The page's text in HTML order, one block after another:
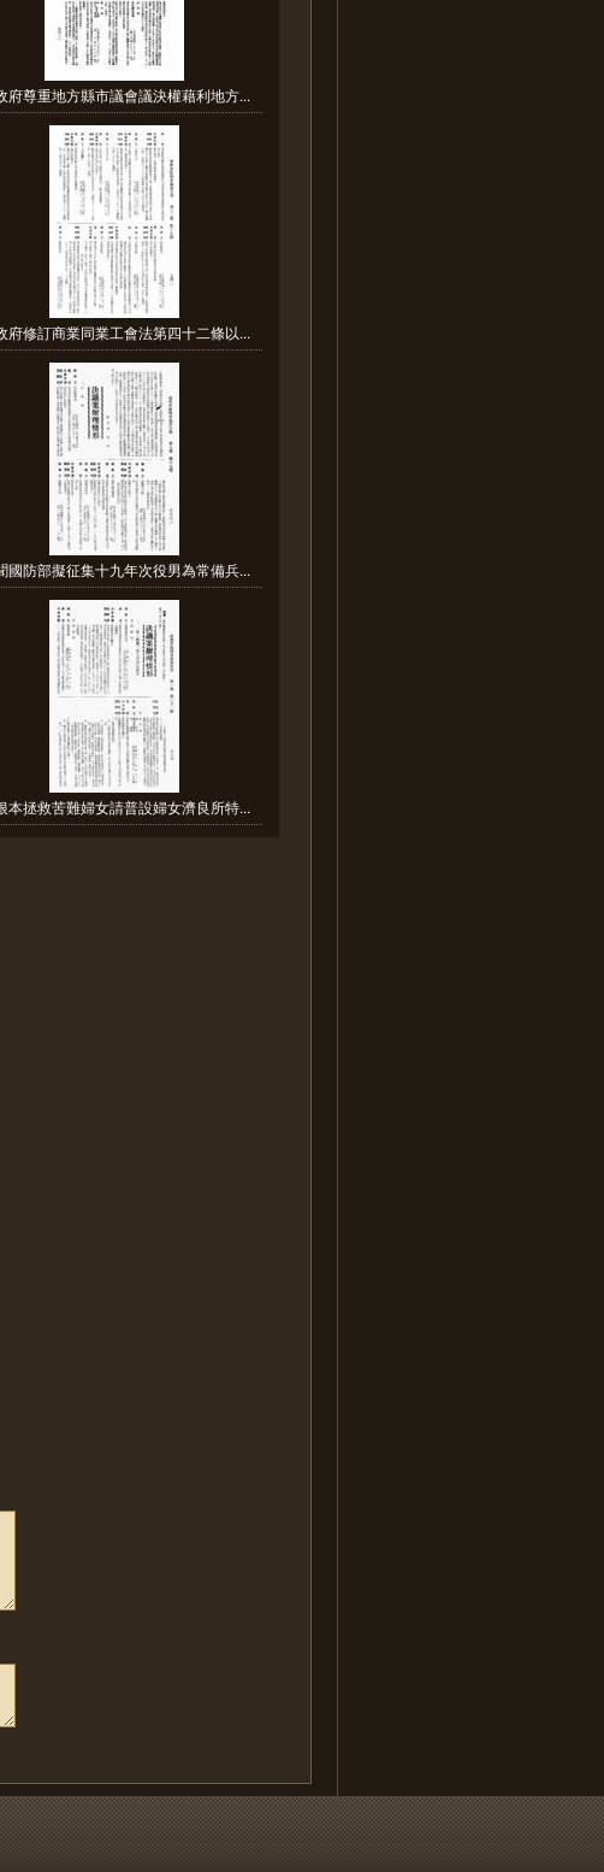
府尊重地方縣市議會議決權藉利地方...
府修訂商業同業工會法第四十二條以...
國防部擬征集十九年次役男為常備兵...
本拯救苦難婦女請普設婦女濟良所特...